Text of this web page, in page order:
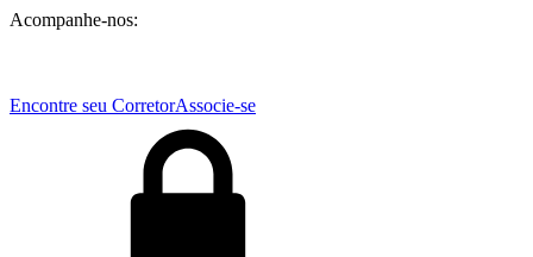
Acompanhe-nos:
Encontre seu CorretorAssocie-se